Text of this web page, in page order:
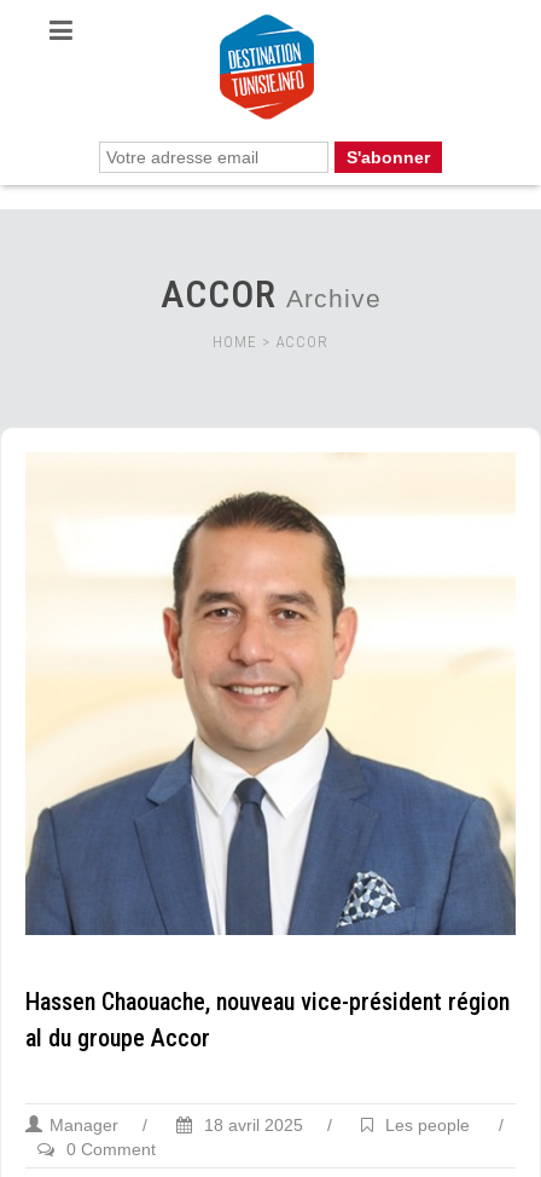
ACCOR Archive
HOME > ACCOR
Hassen Chaouache, nouveau vice-président région
al du groupe Accor
Manager / 18 avril 2025 / Les people
/
0 Comment